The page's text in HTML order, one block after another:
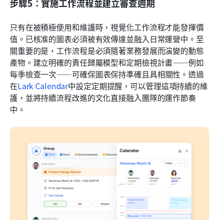
步驟5：實施工作流程並建立審查週期
只有在被積極使用和維護時，視覺化工作流程才能發揮價
值。已核准的圖表必須被有效傳達並融入日常運營中。至
關重要的是，工作流程是必須隨著業務發展而演變的動態
產物。建立明確的責任歸屬模型和定期檢視計畫——例如
每季檢查一次——可確保圖表保持準確且具相關性。透過
在Lark Calendar中設定定期提醒，可以管理這項持續的維
護，並將持續流程改進的文化直接融入團隊的運作節奏
中。